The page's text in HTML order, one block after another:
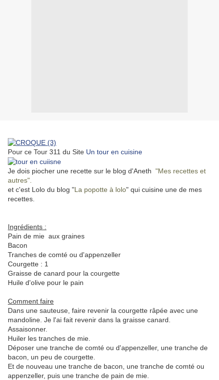
Pour ce Tour 311 du Site Un tour en cuisine
Je dois piocher une recette sur le blog d'Aneth "Mes recettes et
autres"
et c'est Lolo du blog "La popotte à lolo" qui cuisine une de mes
recettes.
Ingrédients :
Pain de mie aux graines
Bacon
Tranches de comté ou d'appenzeller
Courgette : 1
Graisse de canard pour la courgette
Huile d'olive pour le pain
Comment faire
Dans une sauteuse, faire revenir la courgette râpée avec une
mandoline. Je l'ai fait revenir dans la graisse canard.
Assaisonner.
Huiler les tranches de mie.
Déposer une tranche de comté ou d'appenzeller, une tranche de
bacon, un peu de courgette.
Et de nouveau une tranche de bacon, une tranche de comté ou
appenzeller, puis une tranche de pain de mie.